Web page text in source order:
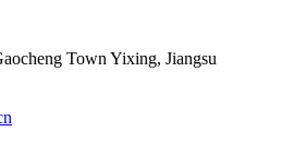
Town Yixing, Jiangsu